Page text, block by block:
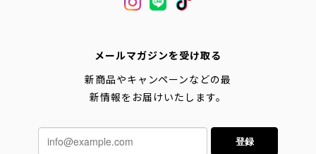
メールマガジンを受け取る
新商品やキャンペーンなどの最
新情報をお届けいたします。
登録